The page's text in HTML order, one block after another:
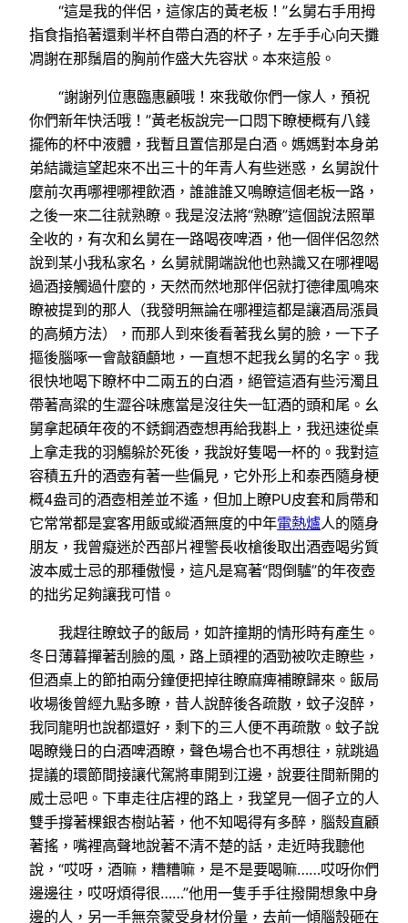
“這是我的伴侶，這傢店的黃老板！”幺舅右手用拇
指食指掐著還剩半杯自帶白酒的杯子，左手手心向天攤
凋謝在那鬚眉的胸前作盛大先容狀。本來這般。
“謝謝列位惠臨惠顧哦！來我敬你們一傢人，預祝
你們新年快活哦！”黃老板說完一口悶下瞭梗概有八錢
擺佈的杯中液體，我暫且置信那是白酒。媽媽對本身弟
弟結識這望起來不出三十的年青人有些迷惑，幺舅說什
麼前次再哪裡哪裡飲酒，誰誰誰又鳴瞭這個老板一路，
之後一來二往就熟瞭。我是沒法將“熟瞭”這個說法照單
全收的，有次和幺舅在一路喝夜啤酒，他一個伴侶忽然
說到某小我私家名，幺舅就開端說他也熟識又在哪裡喝
過酒接觸過什麼的，天然而然地那伴侶就打德律風鳴來
瞭被提到的那人（我發明無論在哪裡這都是讓酒局漲員
的高頻方法），而那人到來後看著我幺舅的臉，一下子
摳後腦啄一會敲額顱地，一直想不起我幺舅的名字。我
很快地喝下瞭杯中二兩五的白酒，絕管這酒有些污濁且
帶著高粱的生澀谷味應當是沒往失一缸酒的頭和尾。幺
舅拿起碩年夜的不銹鋼酒壺想再給我斟上，我迅速從桌
上拿走我的羽觴躲於死後，我說好隻喝一杯的。我對這
容積五升的酒壺有著一些偏見，它外形上和泰西隨身梗
概4盎司的酒壺相差並不遙，但加上瞭PU皮套和肩帶和
它常常都是宴客用飯或縱酒無度的中年電熱爐人的隨身
朋友，我曾癡迷於西部片裡警長收槍後取出酒壺喝劣質
波本威士忌的那種傲慢，這凡是寫著“悶倒驢”的年夜壺
的拙劣足夠讓我可惜。
我趕往瞭蚊子的飯局，如許撞期的情形時有產生。
冬日薄暮撣著刮臉的風，路上頭裡的酒勁被吹走瞭些，
但酒桌上的節拍兩分鐘便把掉往瞭麻痺補瞭歸來。飯局
收場後曾經九點多瞭，昔人說醉後各疏散，蚊子沒醉，
我同龍明也說都還好，剩下的三人便不再疏散。蚊子說
喝瞭幾日的白酒啤酒瞭，聲色場合也不再想往，就跳過
提議的環節間接讓代駕將車開到江邊，說要往間新開的
威士忌吧。下車走往店裡的路上，我望見一個孑立的人
雙手撐著棵銀杏樹站著，他不知喝得有多醉，腦殼直顧
著搖，嘴裡高聲地說著不清不楚的話，走近時我聽他
說，“哎呀，酒嘛，糟糟嘛，是不是要喝嘛……哎呀你們
邊邊往，哎呀煩得很……”他用一隻手手往撥開想象中身
邊的人，另一手無奈蒙受身材份量，去前一傾腦殼砸在